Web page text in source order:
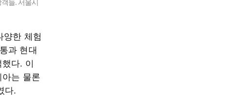
양한 체험
과 현대
다. 이
는 물론
다.